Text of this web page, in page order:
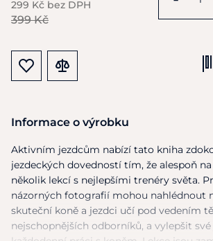
299 Kč bez DPH
399 Kč
Informace o výrobku
Aktivním jezdcům nabízí tato kniha
jezdeckých dovedností tím, že alespoň na
několik lekcí s nejlepšími trenéry světa.
názorných fotografií mohou nahlédnout
skuteční koně a jezdci učí pod vedením
nejschopnějších odborníků, a vylepšit